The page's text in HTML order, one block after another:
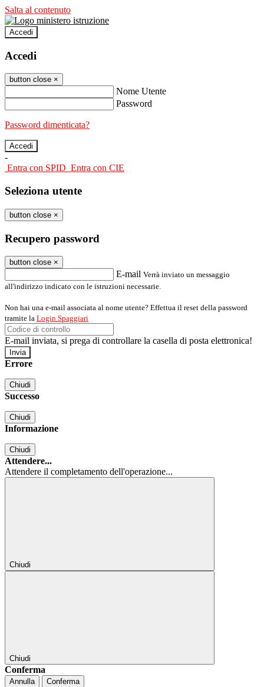
Salta al contenuto
Accedi
Accedi
button close ×
Nome Utente
Password
Password dimenticata?
-
Entra con SPID Entra con CIE
Seleziona utente
button close ×
Recupero password
button close ×
E-mail Verrà inviato un messaggio
all'indirizzo indicato con le istruzioni necessarie.
Non hai una e-mail associata al nome utente? Effettua il reset della password
tramite la Login Spaggiari
E-mail inviata, si prega di controllare la casella di posta elettronica!
Errore
Chiudi
Successo
Chiudi
Informazione
Chiudi
Attendere...
Attendere il completamento dell'operazione...
Chiudi
Chiudi
Conferma
Annulla Conferma